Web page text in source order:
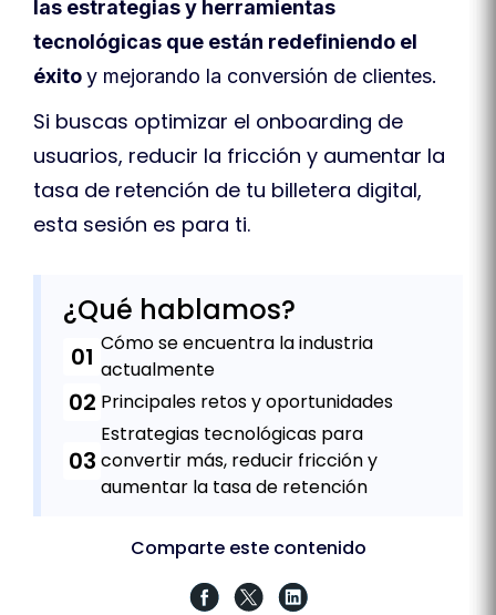
las estrategias y herramientas
tecnológicas que están redefiniendo el
éxitoy mejorando la conversión de clientes.
Si buscas optimizar el onboarding de
usuarios, reducir la fricción y aumentar la
tasa de retención de tu billetera digital,
esta sesión es para ti.
¿Qué hablamos?
01 Cómo se encuentra la industria
actualmente
02 Principales retos y oportunidades
03
Estrategias tecnológicas para
convertir más, reducir fricción y
aumentar la tasa de retención
Comparte este contenido